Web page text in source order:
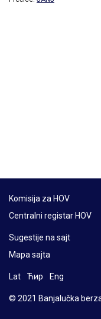
Komisija za HOV
Centralni registar HOV
Sugestije na sajt
Mapa sajta
Lat Ћир Eng
© 2021 Banjalučka